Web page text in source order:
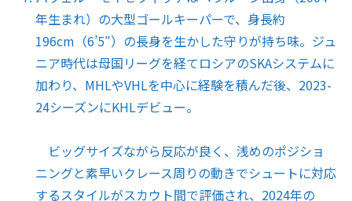
年生まれ）の大型ゴールキーパーで、身長約
196cm（6’5″）の長身を生かした守りが持ち味。ジュ
ニア時代は母国リーグを経てロシアのSKAシステムに
加わり、MHLやVHLを中心に経験を積んだ後、2023-
24シーズンにKHLデビュー。
ビッグサイズながら反応が良く、浅めのポジショ
ニングと素早いクレース周りの動きでシュートに対応
するスタイルがスカウト間で評価され、2024年の